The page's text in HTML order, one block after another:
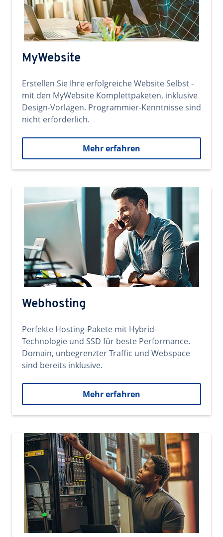
MyWebsite
Erstellen Sie Ihre erfolgreiche Website Selbst -
mit den MyWebsite Komplettpaketen, inklusive
Design-Vorlagen. Programmier-Kenntnisse sind
nicht erforderlich.
Mehr erfahren
Webhosting
Perfekte Hosting-Pakete mit Hybrid-
Technologie und SSD für beste Performance.
Domain, unbegrenzter Traffic und Webspace
sind bereits inklusive.
Mehr erfahren